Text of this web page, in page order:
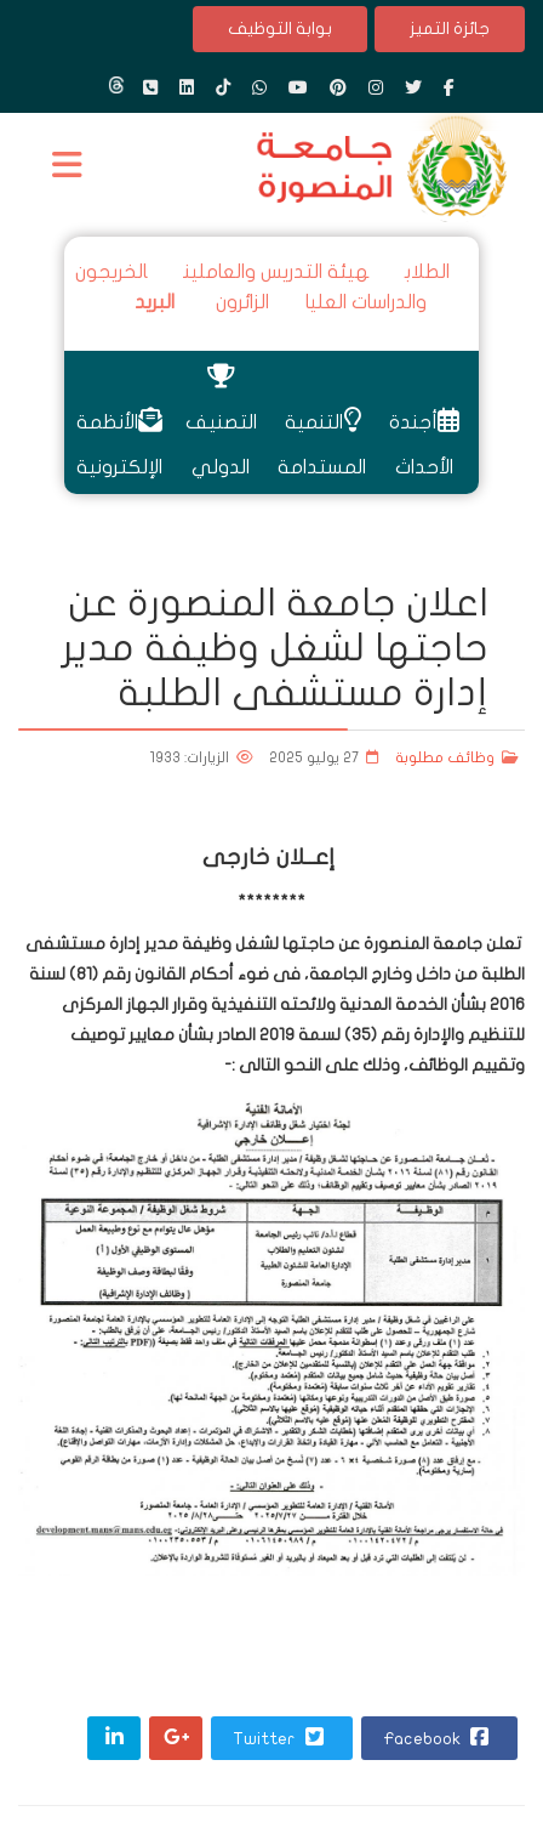
جائزة التميز بوابة التوظيف
الطلاب هيئة التدريس والعاملين
الخريجون
والدراسات العليا
الزائرون البريد
أجندة
الأحداث
التنمية
المستدامة
التصنيف
الدولي
الأنظمة
الإلكترونية
اعلان جامعة المنصورة عن
حاجتها لشغل وظيفة مدير
إدارة مستشفى الطلبة
وظائف مطلوبة 27 يوليو 2025 الزيارات: 1933
إعــلان خارجى
********
تعلن جامعة المنصورة عن حاجتها لشغل وظيفة مدير إدارة مستشفى
الطلبة من داخل وخارج الجامعة، فى ضوء أحكام القانون رقم (81) لسنة
2016 بشأن الخدمة المدنية ولائحته التنفيذية وقرار الجهاز المركزى
للتنظيم والإدارة رقم (35) لسمة 2019 الصادر بشأن معايير توصيف
وتقييم الوظائف، وذلك على النحو التالى :-